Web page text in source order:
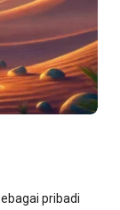
pribadi